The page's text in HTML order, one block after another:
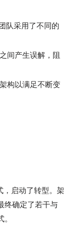
队采用了不同的
间产生误解，阻
构以满足不断变
，启动了转型。架
终确定了若干与